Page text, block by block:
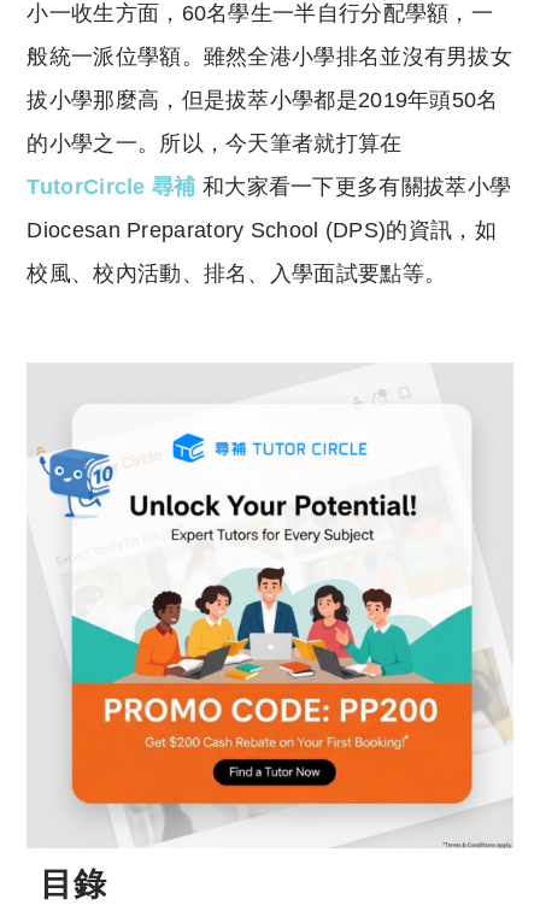
小一收生方面，60名學生一半自行分配學額，一
般統一派位學額。雖然全港小學排名並沒有男拔女
拔小學那麼高，但是拔萃小學都是2019年頭50名
的小學之一。所以，今天筆者就打算在
TutorCircle 尋補 和大家看一下更多有關拔萃小學
Diocesan Preparatory School (DPS)的資訊，如
校風、校內活動、排名、入學面試要點等。
目錄